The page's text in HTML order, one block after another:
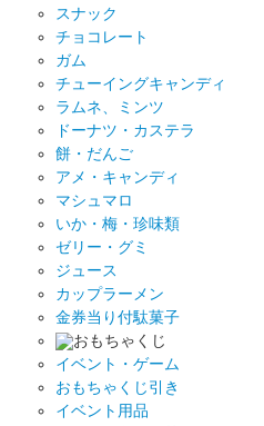
スナック
チョコレート
ガム
チューイングキャンディ
ラムネ、ミンツ
ドーナツ・カステラ
餅・だんご
アメ・キャンディ
マシュマロ
いか・梅・珍味類
ゼリー・グミ
ジュース
カップラーメン
金券当り付駄菓子
おもちゃくじ
イベント・ゲーム
おもちゃくじ引き
イベント用品